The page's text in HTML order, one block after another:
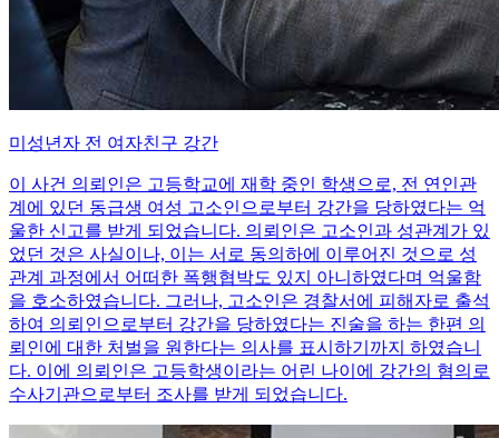
미성년자 전 여자친구 강간
이 사건 의뢰인은 고등학교에 재학 중인 학생으로, 전 연인관
계에 있던 동급생 여성 고소인으로부터 강간을 당하였다는 억
울한 신고를 받게 되었습니다. 의뢰인은 고소인과 성관계가 있
었던 것은 사실이나, 이는 서로 동의하에 이루어진 것으로 성
관계 과정에서 어떠한 폭행협박도 있지 아니하였다며 억울함
을 호소하였습니다. 그러나, 고소인은 경찰서에 피해자로 출석
하여 의뢰인으로부터 강간을 당하였다는 진술을 하는 한편 의
뢰인에 대한 처벌을 원한다는 의사를 표시하기까지 하였습니
다. 이에 의뢰인은 고등학생이라는 어린 나이에 강간의 혐의로
수사기관으로부터 조사를 받게 되었습니다.